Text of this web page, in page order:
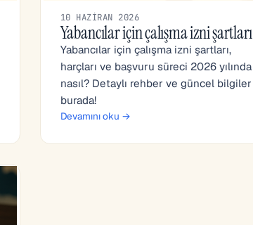
10 HAZIRAN 2026
Yabancılar için çalışma izni şartları
Yabancılar için çalışma izni şartları,
harçları ve başvuru süreci 2026 yılında
nasıl? Detaylı rehber ve güncel bilgiler
burada!
Devamını oku →